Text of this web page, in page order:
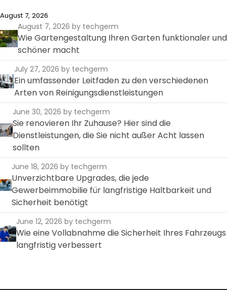
August 7, 2026
August 7, 2026 by techgerm
Wie Gartengestaltung Ihren Garten funktionaler und
schöner macht
July 27, 2026 by techgerm
Ein umfassender Leitfaden zu den verschiedenen
Arten von Reinigungsdienstleistungen
June 30, 2026by techgerm
Sie renovieren Ihr Zuhause? Hier sind die
Dienstleistungen, die Sie nicht außer Acht lassen
sollten
June 18, 2026by techgerm
Unverzichtbare Upgrades, die jede
Gewerbeimmobilie für langfristige Haltbarkeit und
Sicherheit benötigt
June 12, 2026 by techgerm
Wie eine Vollabnahme die Sicherheit Ihres Fahrzeugs
langfristig verbessert